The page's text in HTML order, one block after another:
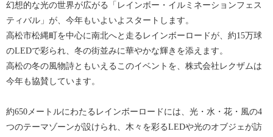
幻想的な光の世界が広がる「レインボー・イルミネーションフェス
ティバル」が、今年もいよいよスタートします。
高松市松縄町を中心に南北へと走るレインボーロードが、約15万球
のLEDで彩られ、冬の街並みに華やかな輝きを添えます。
高松の冬の風物詩ともいえるこのイベントを、株式会社レクザムは
今年も協賛しています。
約650メートルにわたるレインボーロードには、光・水・花・風の4
つのテーマゾーンが設けられ、木々を彩るLEDや光のオブジェが訪